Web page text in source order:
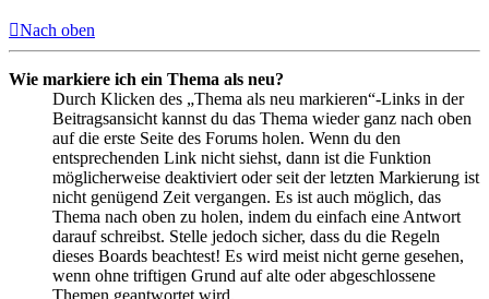
Nach oben
Wie markiere ich ein Thema als neu?
Durch Klicken des „Thema als neu markieren“-Links in der
Beitragsansicht kannst du das Thema wieder ganz nach oben
auf die erste Seite des Forums holen. Wenn du den
entsprechenden Link nicht siehst, dann ist die Funktion
möglicherweise deaktiviert oder seit der letzten Markierung ist
nicht genügend Zeit vergangen. Es ist auch möglich, das
Thema nach oben zu holen, indem du einfach eine Antwort
darauf schreibst. Stelle jedoch sicher, dass du die Regeln
dieses Boards beachtest! Es wird meist nicht gerne gesehen,
wenn ohne triftigen Grund auf alte oder abgeschlossene
Themen geantwortet wird.